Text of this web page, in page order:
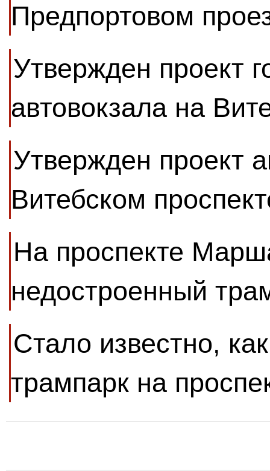
Предпортовом
Утвержден проект
автовокзала на
Утвержден проект
Витебском
На проспекте
недостроенный
Стало известно,
трампарк на